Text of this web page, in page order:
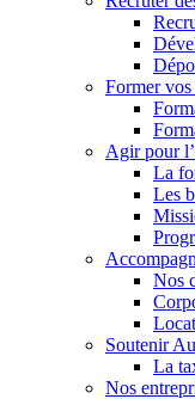
Former
Agir pour
La
Les
Nos
Soutenir
La
Nos